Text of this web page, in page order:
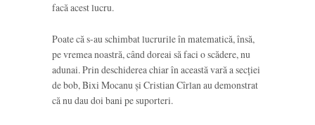
facă acest lucru.
Poate că s-au schimbat lucrurile în matematică, însă,
pe vremea noastră, când doreai să faci o scădere, nu
adunai. Prin deschiderea chiar în această vară a secției
de bob, Bixi Mocanu și Cristian Cîrlan au demonstrat
că nu dau doi bani pe suporteri.